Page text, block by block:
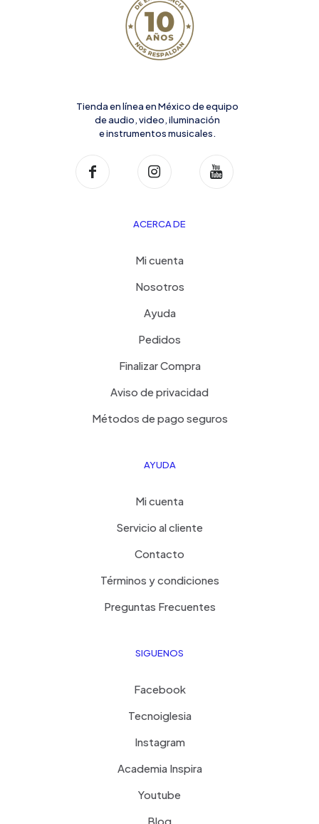
Tienda en línea en México de equipo
de audio, video, iluminación
e instrumentos musicales.
ACERCA DE
Mi cuenta
Nosotros
Ayuda
Pedidos
Finalizar Compra
Aviso de privacidad
Métodos de pago seguros
AYUDA
Mi cuenta
Servicio al cliente
Contacto
Términos y condiciones
Preguntas Frecuentes
SIGUENOS
Facebook
Tecnoiglesia
Instagram
Academia Inspira
Youtube
Blog